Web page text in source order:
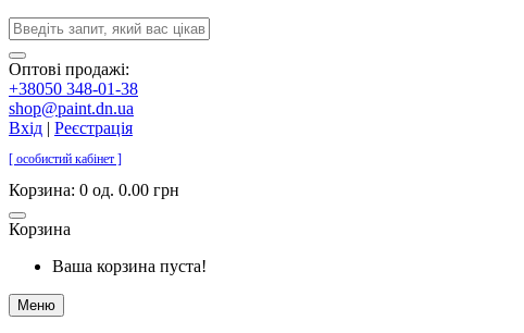
Оптові продажі:
+38050 348-01-38
shop@paint.dn.ua
Вхід | Реєстрація
[ особистий кабінет ]
Корзина: 0 од. 0.00 грн
Корзина
Ваша корзина пуста!
Меню